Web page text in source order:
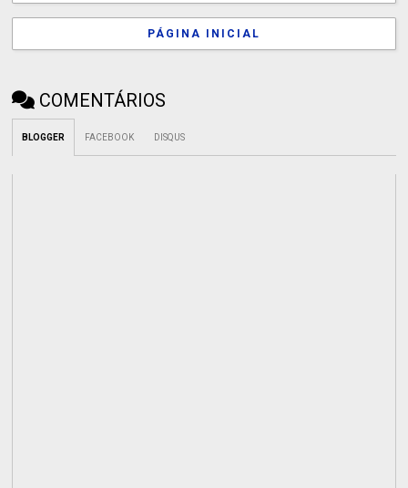
PÁGINA INICIAL
COMENTÁRIOS
BLOGGER FACEBOOK DISQUS